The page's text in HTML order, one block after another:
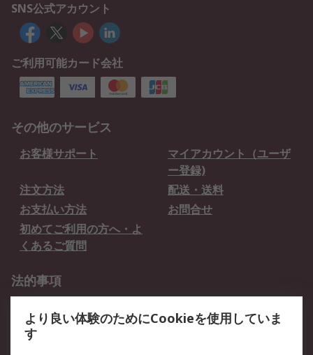
SNS公式アカウント
ご利用可能カード会社
その他のサービス
お客様サポート
マイアカウント（ユーザ
ー登録)
注文方法
配送・送料
お支払い方法
お問合せ
初めてご利用の方へ・よ
くあるご質問
法的事項
クッキーポリシー
より良い体験のためにCookieを使用していま
す